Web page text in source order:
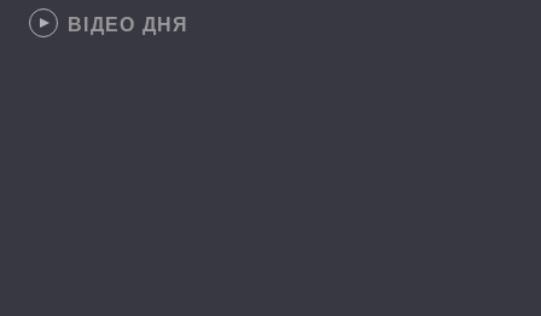
ВІДЕО ДНЯ